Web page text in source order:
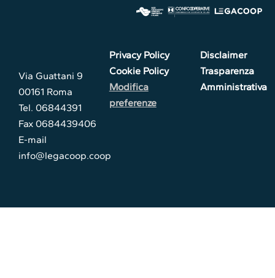
Via Guattani 9
00161 Roma
Tel. 06844391
Fax 0684439406
E-mail
info@legacoop.coop
Privacy Policy
Cookie Policy
Modifica
preferenze
Disclaimer
Trasparenza
Amministrativa